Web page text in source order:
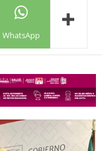
WhatsApp